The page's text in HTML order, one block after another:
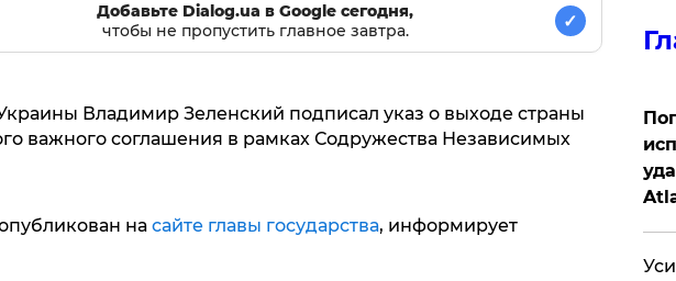
Добавьте Dialog.ua в Google сегодня,
чтобы не пропустить главное завтра.
✓
Владимир Зеленский подписал указ о выходе страны
важного соглашения в рамках Содружества Независимых
насайте главы государства, информирует